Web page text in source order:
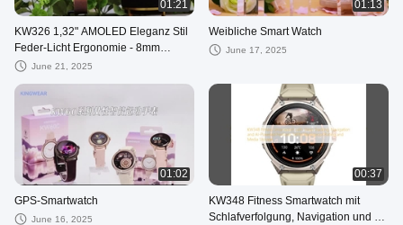
01:21
KW326 1,32" AMOLED Eleganz Stil
Feder-Licht Ergonomie - 8mm
abgerundete Kante Mode Smart
June 21, 2025
01:13
Weibliche Smart Watch
June 17, 2025
01:02
GPS-Smartwatch
June 16, 2025
00:37
KW348 Fitness Smartwatch mit
Schlafverfolgung, Navigation und KI-